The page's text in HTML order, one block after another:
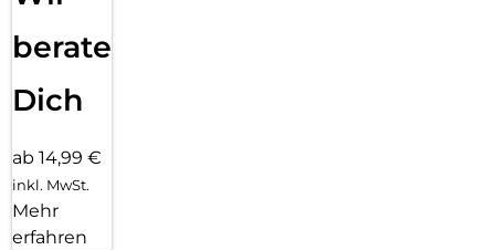
beraten
Dich
ab 14,99 €
inkl. MwSt.
Mehr
erfahren